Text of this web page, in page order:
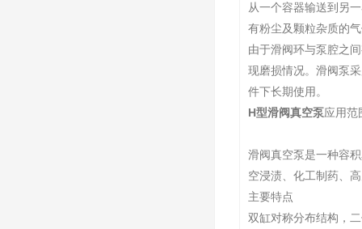
从一个容器输送到另
有粉尘及颗粒杂质的
由于滑阀环与泵腔之
现磨损情况。滑阀泵
件下长期使用。
H型滑阀真空泵应用范
滑阀真空泵是一种容
空浸渍、化工制药、
主要特点
双缸对称分布结构，